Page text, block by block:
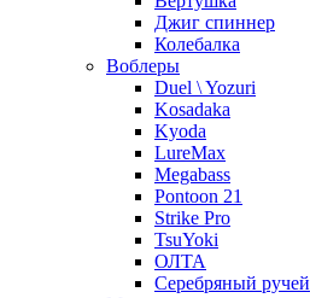
Джиг спиннер
Колебалка
Воблеры
Duel \ Yozuri
Kosadaka
Kyoda
LureMax
Megabass
Pontoon 21
Strike Pro
TsuYoki
ОЛТА
Серебряный ручей